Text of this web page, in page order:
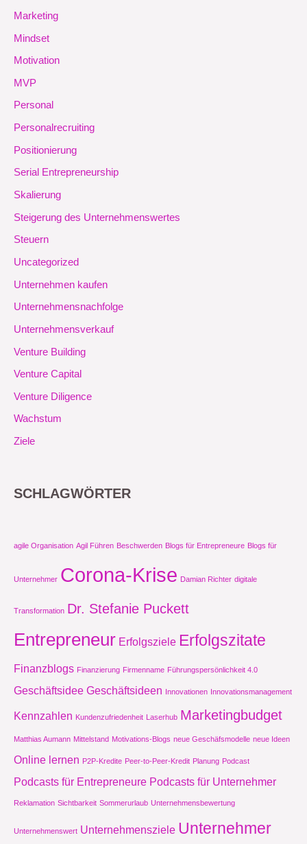
Marketing
Mindset
Motivation
MVP
Personal
Personalrecruiting
Positionierung
Serial Entrepreneurship
Skalierung
Steigerung des Unternehmenswertes
Steuern
Uncategorized
Unternehmen kaufen
Unternehmensnachfolge
Unternehmensverkauf
Venture Building
Venture Capital
Venture Diligence
Wachstum
Ziele
SCHLAGWÖRTER
agile Organisation Agil Führen Beschwerden Blogs für Entrepreneure Blogs für
Unternehmer Corona-Krise Damian Richter digitale
Transformation Dr. Stefanie Puckett
Entrepreneur Erfolgsziele Erfolgszitate
Finanzblogs Finanzierung Firmenname Führungspersönlichkeit 4.0
Geschäftsidee Geschäftsideen Innovationen Innovationsmanagement
Kennzahlen Kundenzufriedenheit Laserhub Marketingbudget
Matthias Aumann Mittelstand Motivations-Blogs neue Geschäfsmodelle neue Ideen
Online lernen P2P-Kredite Peer-to-Peer-Kredit Planung Podcast
Podcasts für Entrepreneure Podcasts für Unternehmer
Reklamation Sichtbarkeit Sommerurlaub Unternehmensbewertung
Unternehmenswert Unternehmensziele Unternehmer